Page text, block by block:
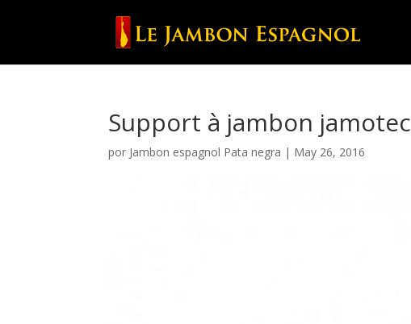
Support à jambon jamotec
por Jambon espagnol Pata negra | May 26, 2016